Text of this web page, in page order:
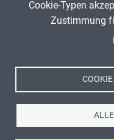
Cookie-Typen
Zustimmung